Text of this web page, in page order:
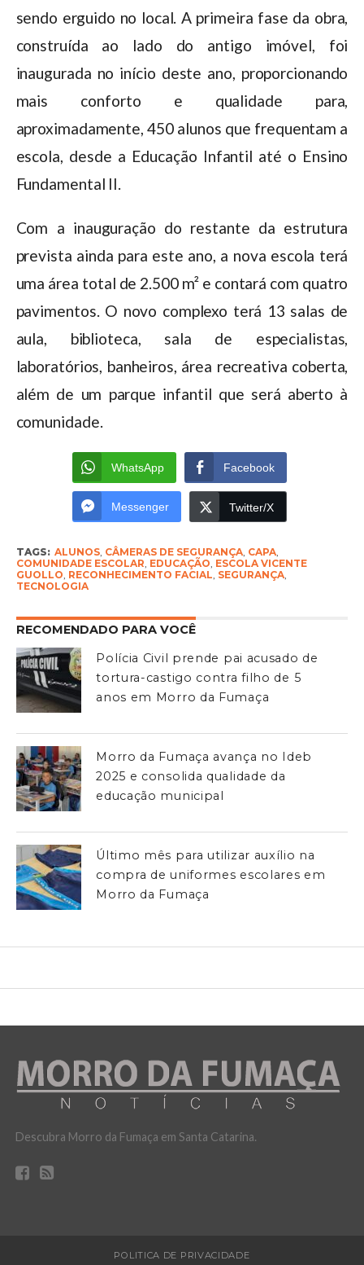
sendo erguido no local. A primeira fase da obra,
construída ao lado do antigo imóvel, foi
inaugurada no início deste ano, proporcionando
mais conforto e qualidade para,
aproximadamente, 450 alunos que frequentam a
escola, desde a Educação Infantil até o Ensino
Fundamental II.
Com a inauguração do restante da estrutura
prevista ainda para este ano, a nova escola terá
uma área total de 2.500 m² e contará com quatro
pavimentos. O novo complexo terá 13 salas de
aula, biblioteca, sala de especialistas,
laboratórios, banheiros, área recreativa coberta,
além de um parque infantil que será aberto à
comunidade.
WhatsApp Facebook
Messenger Twitter/X
TAGS: ALUNOS, CÂMERAS DE SEGURANÇA, CAPA,
COMUNIDADE ESCOLAR EDUCAÇÃO ESCOLA VICENTE
GUOLLO RECONHECIMENTO FACIAL SEGURANÇA,
TECNOLOGIA
RECOMENDADO PARA VOCÊ
Polícia Civil prende pai acusado de
tortura-castigo contra filho de 5
anos em Morro da Fumaça
Morro da Fumaça avança no Ideb
2025 e consolida qualidade da
educação municipal
Último mês para utilizar auxílio na
compra de uniformes escolares em
Morro da Fumaça
Descubra Morro da Fumaça em Santa Catarina.
POLITICA DE PRIVACIDADE